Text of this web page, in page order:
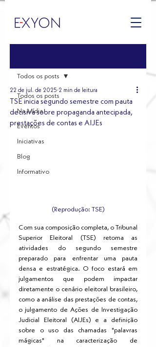
Todos os posts
Na Mídia
Eventos
Iniciativas
Blog
Informativo
Todos os posts
TSE inicia segundo semestre com pauta
decisiva sobre propaganda antecipada,
prestações de contas e AIJEs
22 de jul. de 2025 2 min de leitura
(Reprodução: TSE)
Com sua composição completa, o Tribunal
Superior Eleitoral (TSE) retoma as
atividades do segundo semestre
preparado para enfrentar uma pauta
densa e estratégica. O foco estará em
julgamentos que podem impactar
diretamente o cenário eleitoral brasileiro,
como a análise das prestações de contas,
o julgamento de Ações de Investigação
Judicial Eleitoral (AIJEs) e a definição
sobre o uso das chamadas "palavras
mágicas" na caracterização de